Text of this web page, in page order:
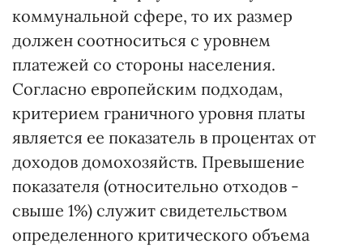
коммунальной сфере, то их размер
должен соотноситься с уровнем
платежей со стороны населения.
Согласно европейским подходам,
критерием граничного уровня платы
является ее показатель в процентах от
доходов домохозяйств. Превышение
показателя (относительно отходов -
свыше 1%) служит свидетельством
определенного критического объема